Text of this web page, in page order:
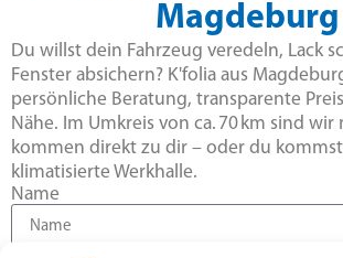
Magdeburg
Du willst dein Fahrzeug veredeln, Lack
Fenster absichern? K'folia aus
persönliche Beratung, transparente
Nähe. Im Umkreis von ca. 70 km sind
kommen direkt zu dir – oder du
klimatisierte Werkhalle.
Name